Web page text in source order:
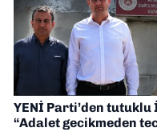
YENİ Parti’den
“Adalet gecikmeden